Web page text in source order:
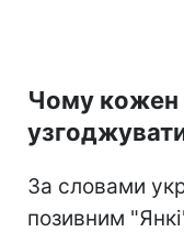
Чому кожен
За словами
позивним